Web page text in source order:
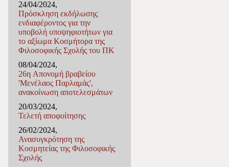
24/04/2024,
Πρόσκληση εκδήλωσης
ενδιαφέροντος για την
υποβολή υποψηφιοτήτων για
το αξίωμα Κοσμήτορα της
Φιλοσοφικής Σχολής του ΠΚ
08/04/2024,
26η Απονομή βραβείου
'Μενέλαος Παρλαμάς',
ανακοίνωση αποτελεσμάτων
20/03/2024,
Τελετή αποφοίτησης
26/02/2024,
Ανασυγκρότηση της
Κοσμητείας της Φιλοσοφικής
Σχολής